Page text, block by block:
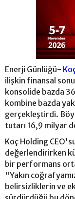
Enerji Günlüğü-
ilişkin finansal
konsolide bazda
kombine bazda
gerçekleştirdi.
tutarı 16,9 milyar
Koç Holding
değerlendirirken
bir performans
"Yakın
belirsizliklerin ve